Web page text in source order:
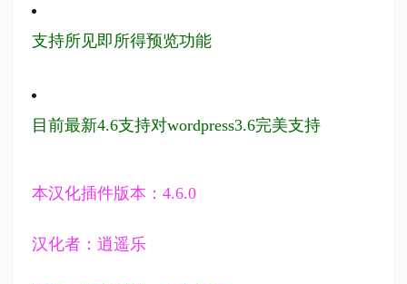
支持所见即所得预览功能
目前最新4.6支持对wordpress3.6完美支持
本汉化插件版本：4.6.0
汉化者：逍遥乐